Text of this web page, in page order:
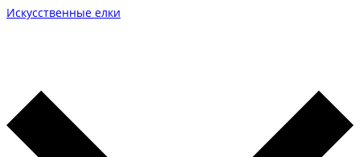
Искусственные елки